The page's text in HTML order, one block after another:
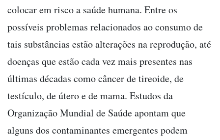
colocar em risco a saúde humana. Entre os
possíveis problemas relacionados ao consumo de
tais substâncias estão alterações na reprodução, até
doenças que estão cada vez mais presentes nas
últimas décadas como câncer de tireoide, de
testículo, de útero e de mama. Estudos da
Organização Mundial de Saúde apontam que
alguns dos contaminantes emergentes podem